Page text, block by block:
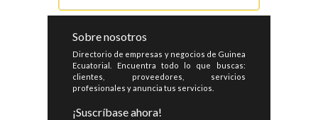
Sobre nosotros
Directorio de empresas y negocios de Guinea
Ecuatorial. Encuentra todo lo que buscas:
clientes, proveedores, servicios
profesionales y anuncia tus servicios.
¡Suscríbase ahora!